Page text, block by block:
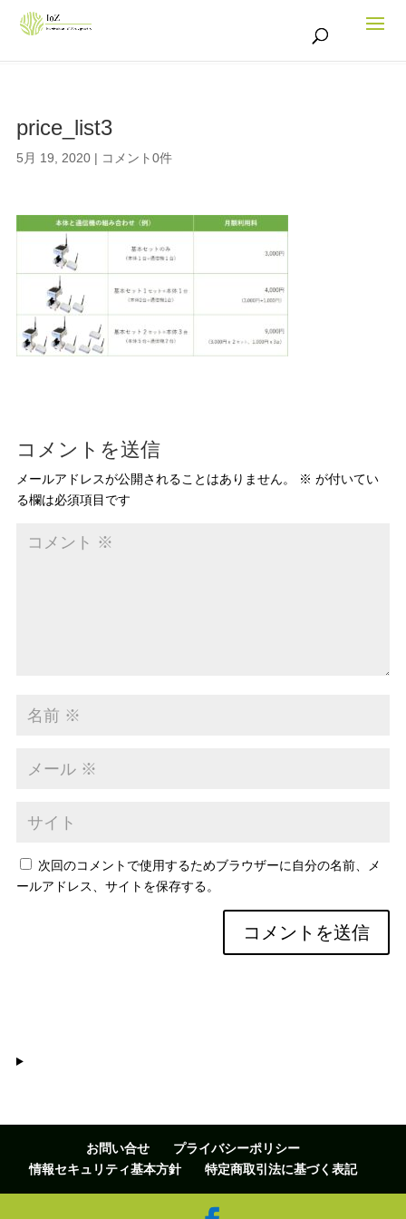
price_list3
5月 19, 2020| コメント0件
コメントを送信
メールアドレスが公開されることはありません。 ※ が付いてい
る欄は必須項目です
次回のコメントで使用するためブラウザーに自分の名前、メ
ールアドレス、サイトを保存する。
お問い合せ
プライバシーポリシー
情報セキュリティ基本方針
特定商取引法に基づく表記